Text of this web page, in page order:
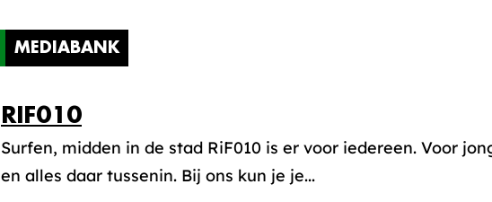
MEDIABANK
RIF010
Surfen, midden in de stad RiF010 is er voor iedereen. Voor
en alles daar tussenin. Bij ons kun je je...